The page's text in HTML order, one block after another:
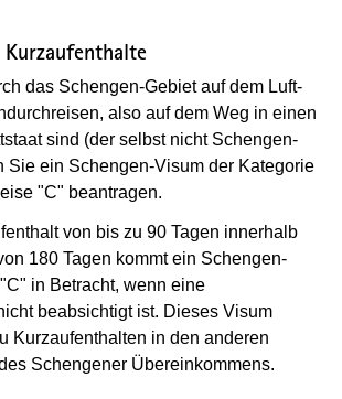
das Schengen-Gebiet auf dem Luft-
also auf dem Weg in einen
sind (der selbst nicht Schengen-
Sie ein Schengen-Visum der Kategorie
"C" beantragen.
von bis zu 90 Tagen innerhalb
180 Tagen kommt ein Schengen-
in Betracht, wenn eine
beabsichtigt ist. Dieses Visum
Kurzaufenthalten in den anderen
Schengener Übereinkommens.